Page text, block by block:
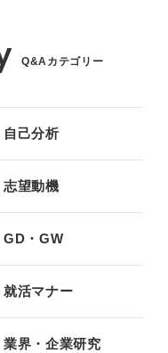
Q&Aカテゴリー
自己分析
志望動機
GD・GW
就活マナー
業界・企業研究